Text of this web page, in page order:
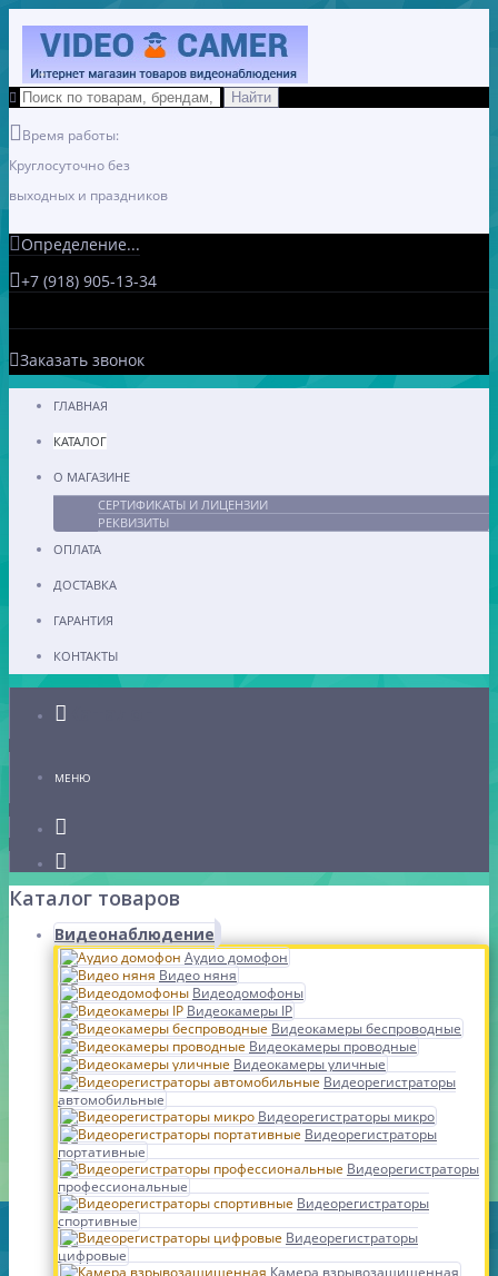
Время работы:
Круглосуточно без
выходных и праздников
Определение...
+7 (918) 905-13-34
Заказать звонок
ГЛАВНАЯ
КАТАЛОГ
О МАГАЗИНЕ
СЕРТИФИКАТЫ И ЛИЦЕНЗИИ
РЕКВИЗИТЫ
ОПЛАТА
ДОСТАВКА
ГАРАНТИЯ
КОНТАКТЫ
МЕНЮ
Каталог товаров
Видеонаблюдение
Аудио домофон
Видео няня
Видеодомофоны
Видеокамеры IP
Видеокамеры беспроводные
Видеокамеры проводные
Видеокамеры уличные
Видеорегистраторы
автомобильные
Видеорегистраторы микро
Видеорегистраторы
портативные
Видеорегистраторы
профессиональные
Видеорегистраторы
спортивные
Видеорегистраторы
цифровые
Камера взрывозащищенная